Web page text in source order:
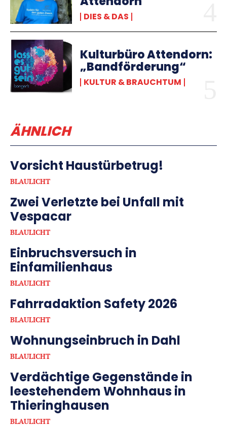
DIES & DAS
Kulturbüro Attendorn:
„Bandförderung“
KULTUR & BRAUCHTUM
ÄHNLICH
Vorsicht Haustürbetrug!
BLAULICHT
Zwei Verletzte bei Unfall mit
Vespacar
BLAULICHT
Einbruchsversuch in
Einfamilienhaus
BLAULICHT
Fahrradaktion Safety 2026
BLAULICHT
Wohnungseinbruch in Dahl
BLAULICHT
Verdächtige Gegenstände in
leestehendem Wohnhaus in
Thieringhausen
BLAULICHT